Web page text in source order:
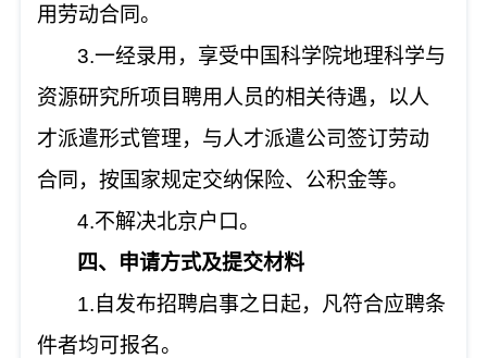
用劳动合同。
3.一经录用，享受中国科学院地理科学与
资源研究所项目聘用人员的相关待遇，以人
才派遣形式管理，与人才派遣公司签订劳动
合同，按国家规定交纳保险、公积金等。
4.不解决北京户口。
四、申请方式及提交材料
1.自发布招聘启事之日起，凡符合应聘条
件者均可报名。